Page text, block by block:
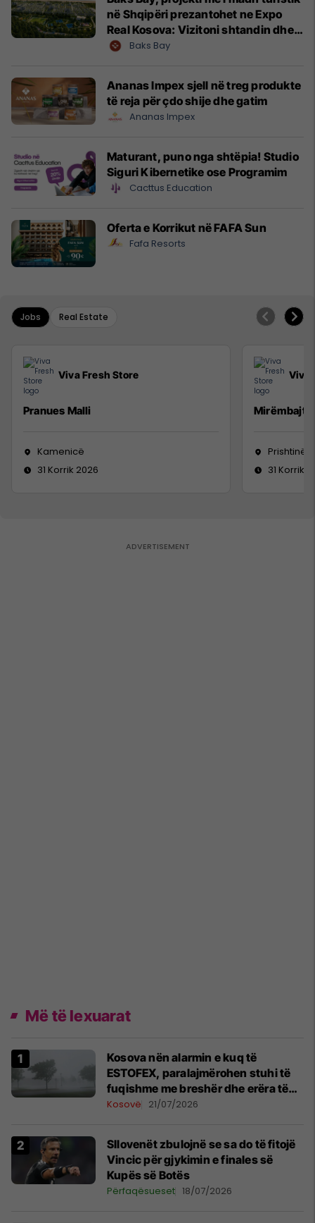
në Shqipëri prezantohet ne Expo
Real Kosova: Vizitoni shtandin dhe
zbuloni mundësitë e investimit
Baks Bay
Ananas Impex sjell në treg produkte
të reja për çdo shije dhe gatim
Ananas Impex
Maturant, puno nga shtëpia! Studio
Siguri Kibernetike ose Programim
Cacttus Education
Oferta e Korrikut në FAFA Sun
Fafa Resorts
Jobs Real Estate
Viva Fresh Store
Pranues Malli
Kamenicë
31 Korrik 2026
Viva
Prishtinë
31 Korrik
Më të lexuarat
Kosova nën alarmin e kuq të
ESTOFEX, paralajmërohen stuhi të
fuqishme me breshër dhe erëra të
forta
Kosovë 21/07/2026
Sllovenët zbulojnë se sa do të fitojë
Vincic për gjykimin e finales së
Kupës së Botës
Përfaqësueset 18/07/2026